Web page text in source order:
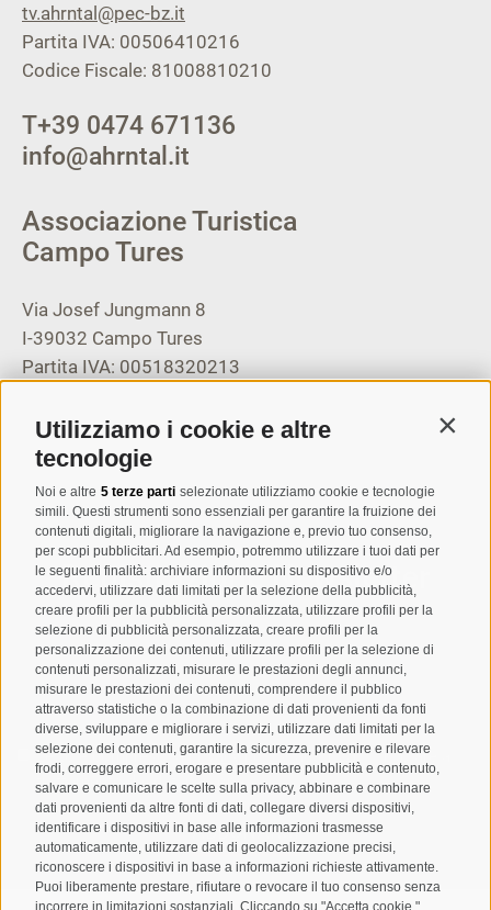
Utilizziamo i cookie e altre
tecnologie
Noi e altre 5 terze parti selezionate utilizziamo cookie e tecnologie
simili. Questi strumenti sono essenziali per garantire la fruizione dei
contenuti digitali, migliorare la navigazione e, previo tuo consenso,
per scopi pubblicitari. Ad esempio, potremmo utilizzare i tuoi dati per
le seguenti finalità: archiviare informazioni su dispositivo e/o
accedervi, utilizzare dati limitati per la selezione della pubblicità,
creare profili per la pubblicità personalizzata, utilizzare profili per la
selezione di pubblicità personalizzata, creare profili per la
personalizzazione dei contenuti, utilizzare profili per la selezione di
contenuti personalizzati, misurare le prestazioni degli annunci,
misurare le prestazioni dei contenuti, comprendere il pubblico
attraverso statistiche o la combinazione di dati provenienti da fonti
diverse, sviluppare e migliorare i servizi, utilizzare dati limitati per la
selezione dei contenuti, garantire la sicurezza, prevenire e rilevare
frodi, correggere errori, erogare e presentare pubblicità e contenuto,
salvare e comunicare le scelte sulla privacy, abbinare e combinare
dati provenienti da altre fonti di dati, collegare diversi dispositivi,
identificare i dispositivi in base alle informazioni trasmesse
automaticamente, utilizzare dati di geolocalizzazione precisi,
riconoscere i dispositivi in base a informazioni richieste attivamente.
Puoi liberamente prestare, rifiutare o revocare il tuo consenso senza
incorrere in limitazioni sostanziali. Cliccando su "Accetta cookie,"
tv.ahrntal@pec-bz.it
Partita IVA: 00506410216
Codice Fiscale: 81008810210
T+39 0474 671136
info@ahrntal.it
Associazione Turistica
Campo Tures
Via Josef Jungmann 8
I-39032 Campo Tures
Partita IVA: 00518320213
T+39 0474 678076
info@taufers.com
Registrazione Newsletter
Letto e compreso laprivacy policy, autorizzo il Titolare al
trattamento dei dati personali
ABBONARSI